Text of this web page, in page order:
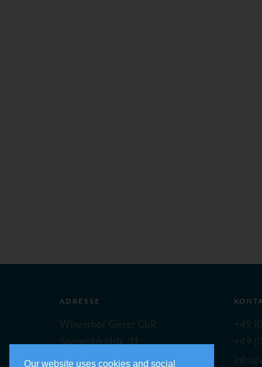
ADRESSE
Winzerhof Gierer GbR
Sonnenbichlstr. 31
88149 Nonnenhorn
+49
+49
Our website uses cookies and social